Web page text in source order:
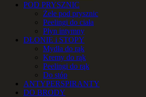
POD PRYSZNIC
Żele pod prysznic
Peelingi do ciała
Płyn intymny
DŁONIE i STOPY
Mydła do rąk
Kremy do rąk
Peelingi do rąk
Do stóp
ANTYPERSPIRANTY
DO BRODY